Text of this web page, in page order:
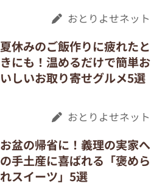
おとりよせネット
夏休みのご飯作りに疲れたと
きにも！温めるだけで簡単お
いしいお取り寄せグルメ5選
おとりよせネット
お盆の帰省に！義理の実家へ
の手土産に喜ばれる「褒めら
れスイーツ」5選